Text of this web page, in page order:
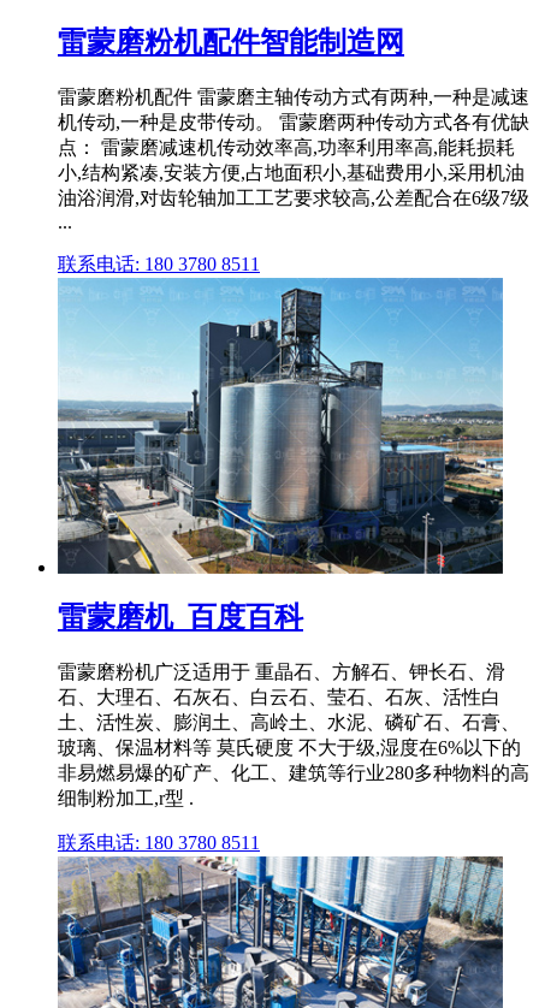
雷蒙磨粉机配件智能制造网
雷蒙磨粉机配件 雷蒙磨主轴传动方式有两种,一种是减速
机传动,一种是皮带传动。 雷蒙磨两种传动方式各有优缺
点： 雷蒙磨减速机传动效率高,功率利用率高,能耗损耗
小,结构紧凑,安装方便,占地面积小,基础费用小,采用机油
油浴润滑,对齿轮轴加工工艺要求较高,公差配合在6级7级
...
联系电话: 180 3780 8511
雷蒙磨机_百度百科
雷蒙磨粉机广泛适用于 重晶石、方解石、钾长石、滑
石、大理石、石灰石、白云石、莹石、石灰、活性白
土、活性炭、膨润土、高岭土、水泥、磷矿石、石膏、
玻璃、保温材料等 莫氏硬度 不大于级,湿度在6%以下的
非易燃易爆的矿产、化工、建筑等行业280多种物料的高
细制粉加工,r型 .
联系电话: 180 3780 8511